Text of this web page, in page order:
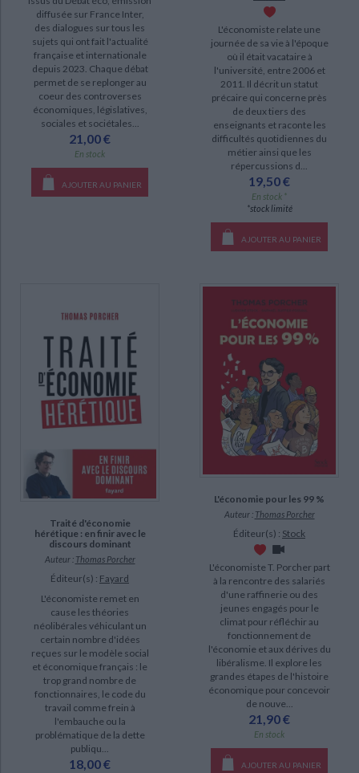
DISPONIBILITÉ
disponible (20)
epuise (5)
a-paraitre (1)
diffusée sur France Inter,
des dialogues sur tous les
sujets qui ont fait l'actualité
française et internationale
depuis 2023. Chaque débat
permet de se replonger au
coeur des controverses
économiques, législatives,
sociales et sociétales...
21,00 €
En stock
AJOUTER AU PANIER
L'économiste relate une
journée de sa vie à l'époque
où il était vacataire à
l'université, entre 2006 et
2011. Il décrit un statut
précaire qui concerne près
de deux tiers des
enseignants et raconte les
difficultés quotidiennes du
métier ainsi que les
répercussions d...
19,50 €
En stock *
*stock limité
AJOUTER AU PANIER
Traité d'économie
hérétique : en finir avec le
discours dominant
Auteur : Thomas Porcher
Éditeur(s) : Fayard
L'économiste remet en
cause les théories
néolibérales véhiculant un
certain nombre d'idées
reçues sur le modèle social
et économique français : le
trop grand nombre de
fonctionnaires, le code du
travail comme frein à
l'embauche ou la
problématique de la dette
publiqu...
18,00 €
L'économie pour les 99 %
Auteur : Thomas Porcher
Éditeur(s) : Stock
L'économiste T. Porcher part
à la rencontre des salariés
d'une raffinerie ou des
jeunes engagés pour le
climat pour réfléchir au
fonctionnement de
l'économie et aux dérives du
libéralisme. Il explore les
grandes étapes de l'histoire
économique pour concevoir
de nouve...
21,90 €
En stock
AJOUTER AU PANIER